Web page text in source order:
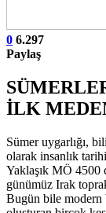
0 6.297
Paylaş
İLK
Sümer uygarlığı,
olarak insanlık
Yaklaşık MÖ 4500
günümüz Irak
Bugün bile